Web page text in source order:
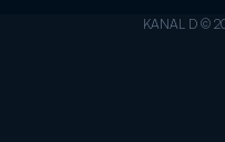
KANAL D ©